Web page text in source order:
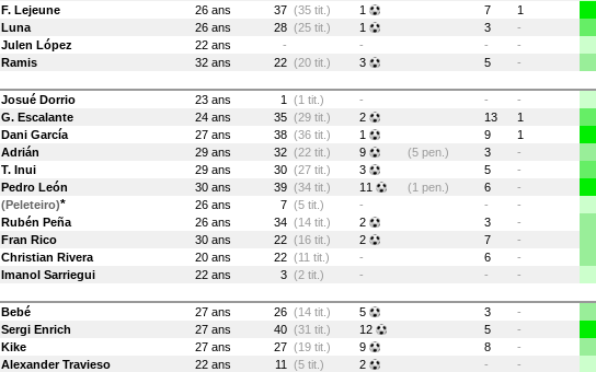
F. Lejeune 26 ans 37 (35 tit.) 1 7 1
Luna 26 ans 28 (25 tit.) 1 3 -
Julen López 22 ans - - - -
Ramis 32 ans 22 (20 tit.) 3 5 -
Josué Dorrio 23 ans 1 (1 tit.) - - -
G. Escalante 24 ans 35 (29 tit.) 2 13 1
Dani García 27 ans 38 (36 tit.) 1 9 1
Adrián 29 ans 32 (22 tit.) 9 (5 pen.) 3 -
T. Inui 29 ans 30 (27 tit.) 3 5 -
Pedro León 30 ans 39 (34 tit.) 11 (1 pen.) 6 -
(Peleteiro)* 26 ans 7 (5 tit.) - - -
Rubén Peña 26 ans 34 (14 tit.) 2 3 -
Fran Rico 30 ans 22 (16 tit.) 2 7 -
Christian Rivera 20 ans 22 (11 tit.) - 6 -
Imanol Sarriegui 22 ans 3 (2 tit.) - - -
Bebé 27 ans 26 (14 tit.) 5 3 -
Sergi Enrich 27 ans 40 (31 tit.) 12 5 -
Kike 27 ans 27 (19 tit.) 9 8 -
Alexander Travieso 22 ans 11 (5 tit.) 2 - -